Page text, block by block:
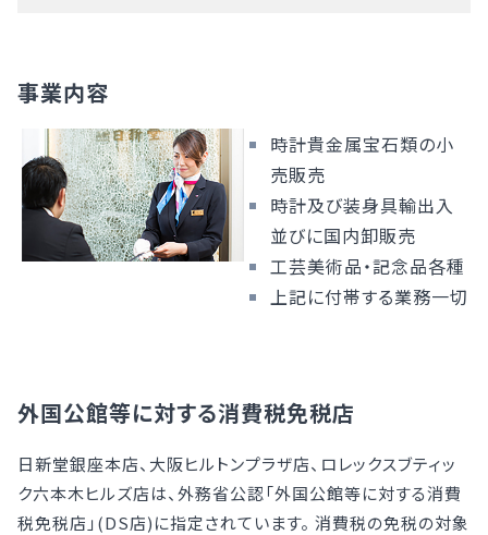
事業内容
時計貴金属宝石類の小
売販売
時計及び装身具輸出入
並びに国内卸販売
工芸美術品・記念品各種
上記に付帯する業務一切
外国公館等に対する消費税免税店
日新堂銀座本店、大阪ヒルトンプラザ店、ロレックスブティッ
ク六本木ヒルズ店は、外務省公認「外国公館等に対する消費
税免税店」(DS店)に指定されています。 消費税の免税の対象